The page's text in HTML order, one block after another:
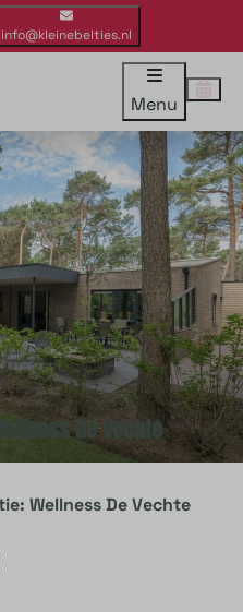
info@kleinebelties.nl
Menu
De Vechte
Wellness De Vechte